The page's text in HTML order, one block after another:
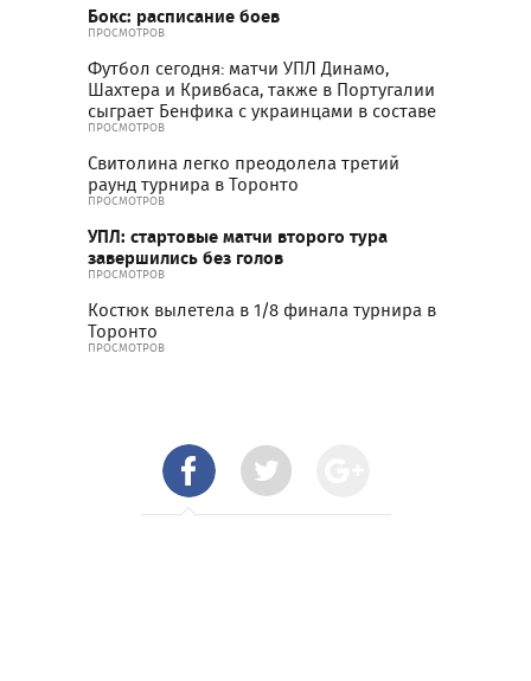
Бокс: расписание боев
ПРОСМОТРОВ
Футбол сегодня: матчи УПЛ Динамо,
Шахтера и Кривбаса, также в Португалии
сыграет Бенфика с украинцами в составе
ПРОСМОТРОВ
Свитолина легко преодолела третий
раунд турнира в Торонто
ПРОСМОТРОВ
УПЛ: стартовые матчи второго тура
завершились без голов
ПРОСМОТРОВ
Костюк вылетела в 1/8 финала турнира в
Торонто
ПРОСМОТРОВ